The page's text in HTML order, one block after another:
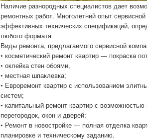
Наличие разнородных специалистов дает
ремонтных работ. Многолетний опыт
эффективных технических спецификаций,
любого формата
Виды ремонта, предлагаемого сервисной
• косметический ремонт квартир — покраска
• оклейка стен обоями,
• местная шпаклевка;
• Евроремонт квартир с использованием
систем;
• капитальный ремонт квартир с
перегородок, окон и дверей;
• Ремонт в новостройке — полная отделка
планировке и техническому заданию.